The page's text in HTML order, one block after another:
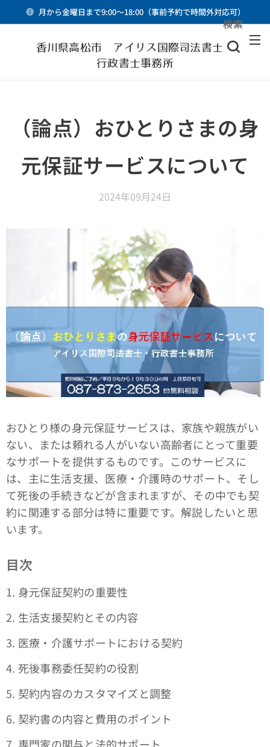
月から金曜日まで9:00～18:00（事前予約で時間外対応可）
香川県高松市 アイリス国際司法書士・
行政書士事務所
検索
（論点）おひとりさまの身
元保証サービスについて
2024年09月24日
おひとり様の身元保証サービスは、家族や親族がい
ない、または頼れる人がいない高齢者にとって重要
なサポートを提供するものです。このサービスに
は、主に生活支援、医療・介護時のサポート、そし
て死後の手続きなどが含まれますが、その中でも契
約に関連する部分は特に重要です。解説したいと思
います。
目次
1. 身元保証契約の重要性
2. 生活支援契約とその内容
3. 医療・介護サポートにおける契約
4. 死後事務委任契約の役割
5. 契約内容のカスタマイズと調整
6. 契約書の内容と費用のポイント